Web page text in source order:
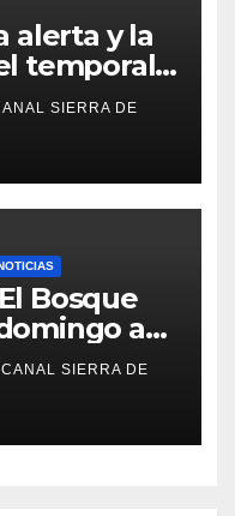
alerta y la
temporal:
la UME en
SIERRA DE
Bosque
a
SIERRA DE